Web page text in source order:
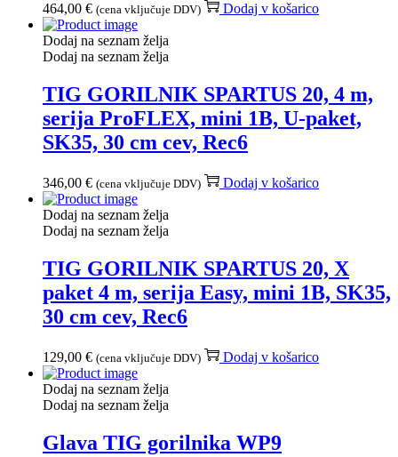
464,00 € (cena vključuje DDV) Dodaj v košarico
Dodaj na seznam želja
Dodaj na seznam želja
TIG GORILNIK SPARTUS 20, 4 m,
serija ProFLEX, mini 1B, U-paket,
SK35, 30 cm cev, Rec6
346,00 € (cena vključuje DDV) Dodaj v košarico
Dodaj na seznam želja
Dodaj na seznam želja
TIG GORILNIK SPARTUS 20, X
paket 4 m, serija Easy, mini 1B, SK35,
30 cm cev, Rec6
129,00 € (cena vključuje DDV) Dodaj v košarico
Dodaj na seznam želja
Dodaj na seznam želja
Glava TIG gorilnika WP9